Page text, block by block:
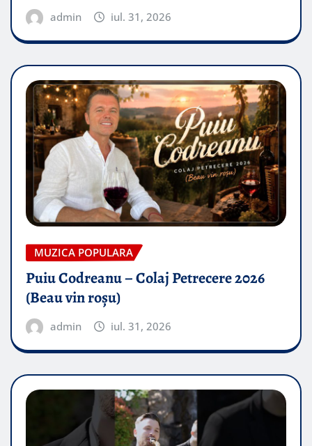
admin iul. 31, 2026
MUZICA POPULARA
Puiu Codreanu – Colaj Petrecere 2026
(Beau vin roșu)
admin iul. 31, 2026